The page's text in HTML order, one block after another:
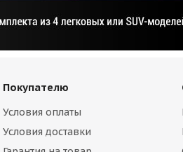
Покупателю
Условия оплаты
Условия доставки